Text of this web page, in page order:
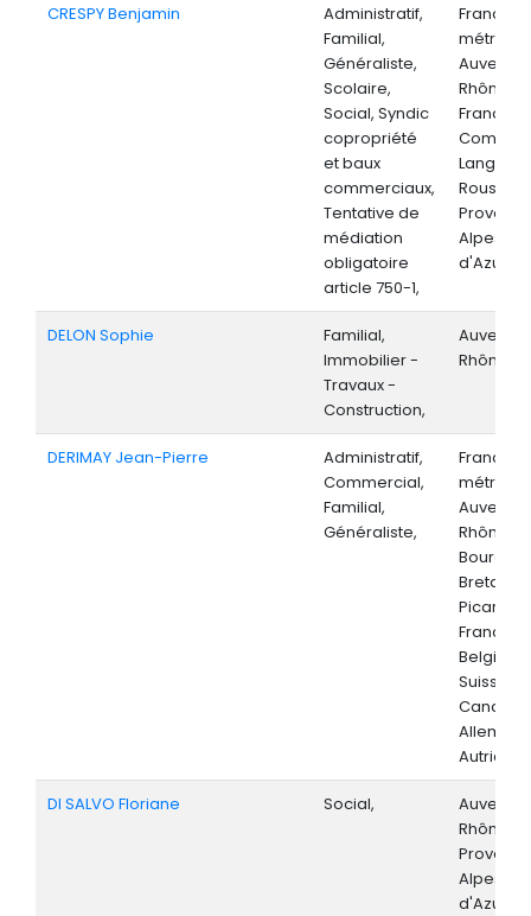
CRESPY Benjamin
Administratif,
Familial,
Généraliste,
Scolaire,
Social, Syndic
copropriété
et baux
commerciaux,
Tentative de
médiation
obligatoire
article 750-1,
France
Rhône-
Franche-
Comté,
Alpes-
d'Azur,
DELON Sophie
Familial,
Immobilier -
Travaux -
Construction,
Rhône-
DERIMAY Jean-Pierre
Administratif,
Commercial,
Familial,
Généraliste,
France
Rhône-
Picardie,
France,
Belgique,
Suisse,
Canada,
Autriche,
DI SALVO Floriane Social,
Rhône-
Alpes-
d'Azur,